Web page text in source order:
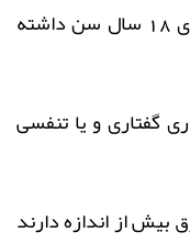
افراد مناسب برای این تزریق باید بالای 18 سال سن داشته
گفتاری و یا تنفسی
از اندازه دارند